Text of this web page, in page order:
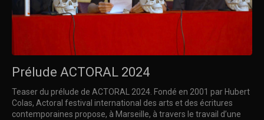
Prélude ACTORAL 2024
Teaser du prélude de ACTORAL 2024. Fondé en 2001 par Hubert
Colas, Actoral festival international des arts et des écritures
contemporaines propose, à Marseille, à travers le travail d’une